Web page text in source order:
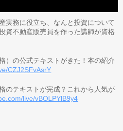
実務に役立ち、なんと投資について
資不動産販売員を作った講師が資格
）の公式テキストがきた！本の紹介
CZJ2SFvAsrY
テキストが完成？これから人気が
live/vBOLPYlB9y4